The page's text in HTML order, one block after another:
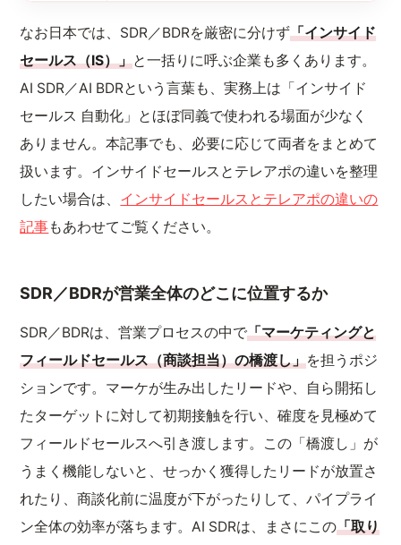
なお日本では、SDR／BDRを厳密に分けず「インサイド
セールス（IS）」と一括りに呼ぶ企業も多くあります。
AI SDR／AI BDRという言葉も、実務上は「インサイド
セールス 自動化」とほぼ同義で使われる場面が少なく
ありません。本記事でも、必要に応じて両者をまとめて
扱います。インサイドセールスとテレアポの違いを整理
したい場合は、 インサイドセールスとテレアポの違いの
記事もあわせてご覧ください。
SDR／BDRが営業全体のどこに位置するか
SDR／BDRは、営業プロセスの中で「マーケティングと
フィールドセールス（商談担当）の橋渡し」を担うポジ
ションです。マーケが生み出したリードや、自ら開拓し
たターゲットに対して初期接触を行い、確度を見極めて
フィールドセールスへ引き渡します。この「橋渡し」が
うまく機能しないと、せっかく獲得したリードが放置さ
れたり、商談化前に温度が下がったりして、パイプライ
ン全体の効率が落ちます。AI SDRは、まさにこの「取り